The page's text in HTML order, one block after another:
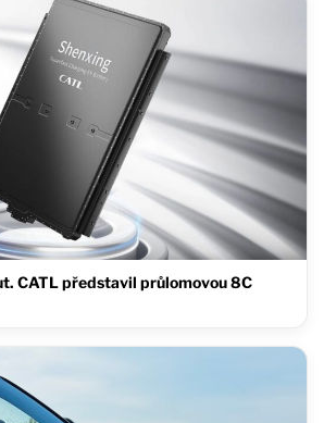
CATL představil průlomovou 8C